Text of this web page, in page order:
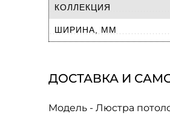
КОЛЛЕКЦИЯ
ШИРИНА, ММ
ДОСТАВКА И
Модель - Люстра